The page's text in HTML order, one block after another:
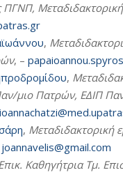
ΠΓΝΠ,
,
, –
,
μιο Πατρών, ΕΔΙΠ
, Μεταδιδακτορική
joannavelis@gmail.com
Καθηγήτρια Τμ.